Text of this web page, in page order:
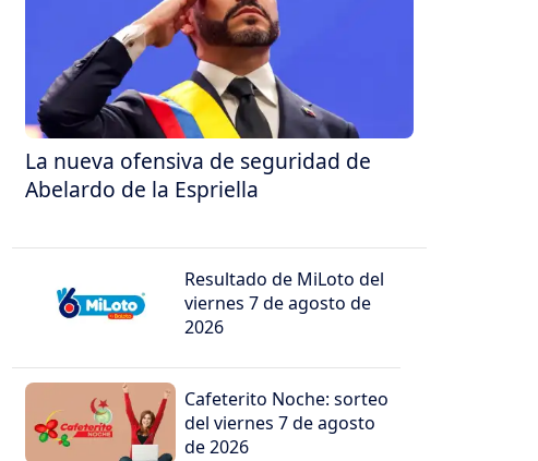
La nueva ofensiva de seguridad de
Abelardo de la Espriella
Resultado de MiLoto del
viernes 7 de agosto de
2026
Cafeterito Noche: sorteo
del viernes 7 de agosto
de 2026